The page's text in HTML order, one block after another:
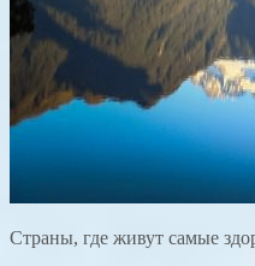
Страны, где живут самые